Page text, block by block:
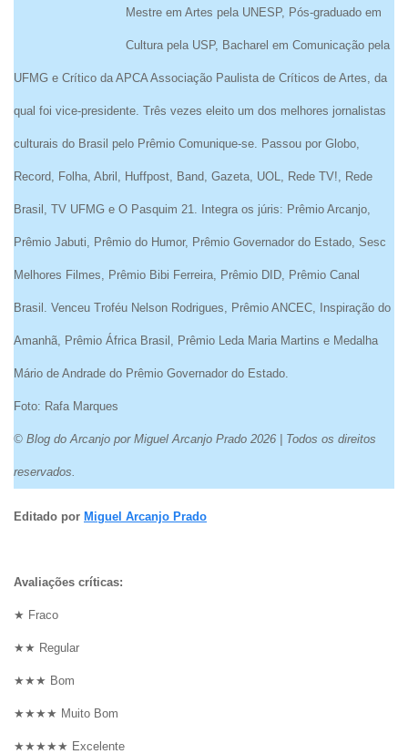
Mestre em Artes pela UNESP, Pós-graduado em
Cultura pela USP, Bacharel em Comunicação pela
UFMG e Crítico da APCA Associação Paulista de Críticos de Artes, da
qual foi vice-presidente. Três vezes eleito um dos melhores jornalistas
culturais do Brasil pelo Prêmio Comunique-se. Passou por Globo,
Record, Folha, Abril, Huffpost, Band, Gazeta, UOL, Rede TV!, Rede
Brasil, TV UFMG e O Pasquim 21. Integra os júris: Prêmio Arcanjo,
Prêmio Jabuti, Prêmio do Humor, Prêmio Governador do Estado, Sesc
Melhores Filmes, Prêmio Bibi Ferreira, Prêmio DID, Prêmio Canal
Brasil. Venceu Troféu Nelson Rodrigues, Prêmio ANCEC, Inspiração do
Amanhã, Prêmio África Brasil, Prêmio Leda Maria Martins e Medalha
Mário de Andrade do Prêmio Governador do Estado.
Foto: Rafa Marques
© Blog do Arcanjo por Miguel Arcanjo Prado 2026 | Todos os direitos
reservados.
Editado por Miguel Arcanjo Prado
Avaliações críticas:
★ Fraco
★★ Regular
★★★ Bom
★★★★ Muito Bom
★★★★★ Excelente